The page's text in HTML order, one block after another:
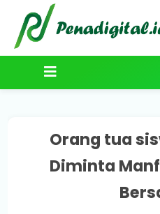
Orang tua
Diminta